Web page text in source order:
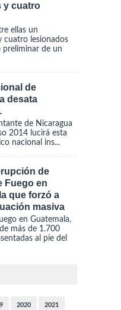
y cuatro
ellas un
cuatro lesionados
preliminar de un
de
desata
de Nicaragua
2014 lucirá esta
nacional ins...
de
Fuego en
que forzó a
masiva
en Guatemala,
más de 1.700
al pie del
2020 2021